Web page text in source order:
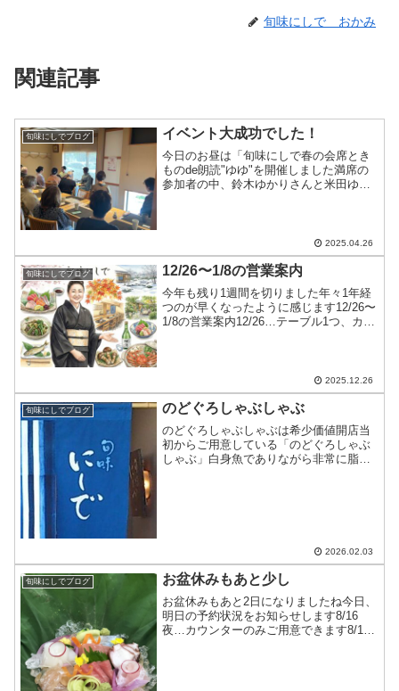
旬味にしで おかみ
関連記事
旬味にしでブログ イベント大成功でした！
今日のお昼は「旬味にしで春の会席とき
ものde朗読"ゆゆ"を開催しました満席の
参加者の中、鈴木ゆかりさんと米田ゆみ
2025.04.26
旬味にしでブログ 12/26〜1/8の営業案内
今年も残り1週間を切りました年々1年経
つのが早くなったように感じます12/26〜
1/8の営業案内12/26…テーブル1つ、カウ
2025.12.26
旬味にしでブログ のどぐろしゃぶしゃぶ
のどぐろしゃぶしゃぶは希少価値開店当
初からご用意している「のどぐろしゃぶ
しゃぶ」白身魚でありながら非常に脂が
2026.02.03
旬味にしでブログ お盆休みもあと少し
お盆休みもあと2日になりましたね今日、
明日の予約状況をお知らせします8/16
夜…カウンターのみご用意できます8/17